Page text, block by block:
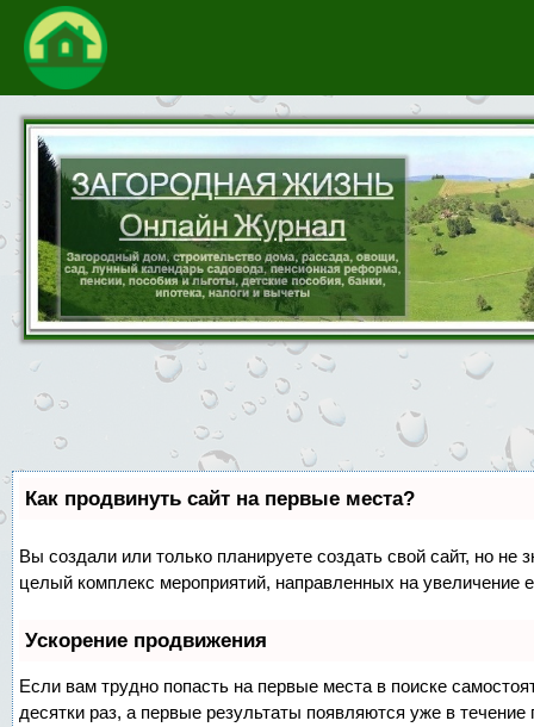
Как продвинуть сайт на первые места?
Вы создали или только планируете создать свой сайт, но не
целый комплекс мероприятий, направленных на увеличение
Ускорение продвижения
Если вам трудно попасть на первые места в поиске
десятки раз, а первые результаты появляются уже в